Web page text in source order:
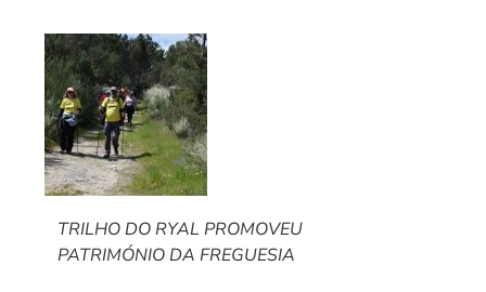
TRILHO DO RYAL PROMOVEU
PATRIMÓNIO DA FREGUESIA